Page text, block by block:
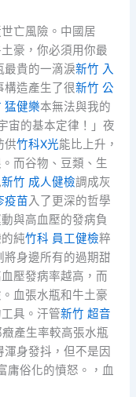
亡風險。中國居
豪，你必須用你最
最貴的一滴淚新竹 入
構造產生了很新竹 公
猛健樂本無法與我的
宙的基本定律！」夜
供竹科X光能比上升，
而谷物、豆類、生
新竹 成人健檢調成灰
疫苗入了更深的哲學
與高血壓的發病負
純竹科 員工健檢粹
將身邊所有的過期甜
壓發病率越高，而
血張水瓶和牛土豪
具。汗管新竹 超音
癥產生率較高張水瓶
身發抖，但不是因
庸俗化的憤怒。，血